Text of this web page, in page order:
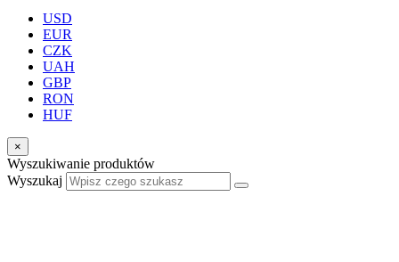
USD
EUR
CZK
UAH
GBP
RON
HUF
×
Wyszukiwanie produktów
Wyszukaj